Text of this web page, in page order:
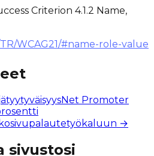
Criterion 4.1.2 Name,
WCAG21/#name-role-value
Net Promoter
→
sivustosi